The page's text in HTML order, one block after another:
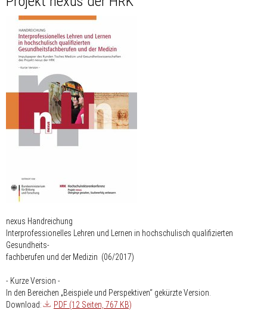
nexus Handreichung
Interprofessionelles Lehren und Lernen in hochschulisch qualifizierten
Gesundheits-
fachberufen und der Medizin (06/2017)
- Kurze Version -
In den Bereichen „Beispiele und Perspektiven“ gekürzte Version.
Download:
PDF (12 Seiten, 767 KB)